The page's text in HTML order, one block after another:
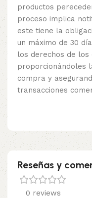
productos
proceso implica
este tiene la
un máximo de 30
los derechos de los
proporcionándoles
compra y
transacciones
Reseñas y
0 reviews